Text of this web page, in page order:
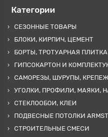
Категории
СЕЗОННЫЕ ТОВАРЫ
БЛОКИ, КИРПИЧ, ЦЕМЕНТ
БОРТЫ, ТРОТУАРНАЯ ПЛИТКА
ГИПСОКАРТОН И
САМОРЕЗЫ, ШУРУПЫ,
УГОЛКИ, ПРОФИЛИ, МАЯКИ,
СТЕКЛООБОИ, КЛЕИ
ПОДВЕСНЫЕ ПОТОЛКИ
СТРОИТЕЛЬНЫЕ СМЕСИ